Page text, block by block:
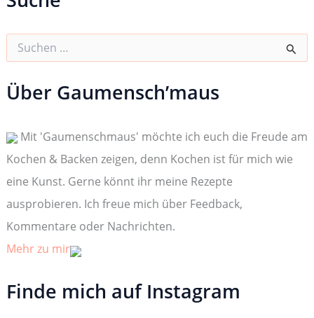
h
e
a
h
:
Über Gaumensch’maus
Mit 'Gaumenschmaus' möchte ich euch die Freude am
Kochen & Backen zeigen, denn Kochen ist für mich wie
eine Kunst. Gerne könnt ihr meine Rezepte
ausprobieren. Ich freue mich über Feedback,
Kommentare oder Nachrichten.
Mehr zu mir
Finde mich auf Instagram